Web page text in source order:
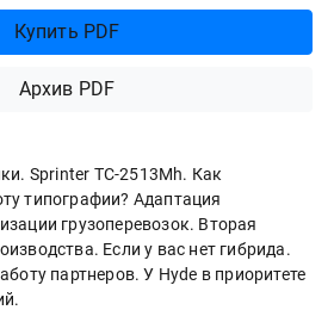
Купить PDF
Архив PDF
Sprinter ТС-2513Mh. Как
типографии? Адаптация
грузоперевозок. Вторая
Если у вас нет гибрида.
партнеров. У Hyde в приоритете